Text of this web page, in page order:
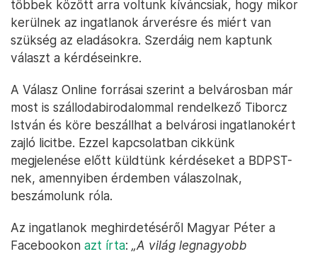
többek között arra voltunk kíváncsiak, hogy mikor
kerülnek az ingatlanok árverésre és miért van
szükség az eladásokra. Szerdáig nem kaptunk
választ a kérdéseinkre.
A Válasz Online forrásai szerint a belvárosban már
most is szállodabirodalommal rendelkező Tiborcz
István és köre beszállhat a belvárosi ingatlanokért
zajló licitbe. Ezzel kapcsolatban cikkünk
megjelenése előtt küldtünk kérdéseket a BDPST-
nek, amennyiben érdemben válaszolnak,
beszámolunk róla.
Az ingatlanok meghirdetéséről Magyar Péter a
Facebookon azt írta: „A világ legnagyobb